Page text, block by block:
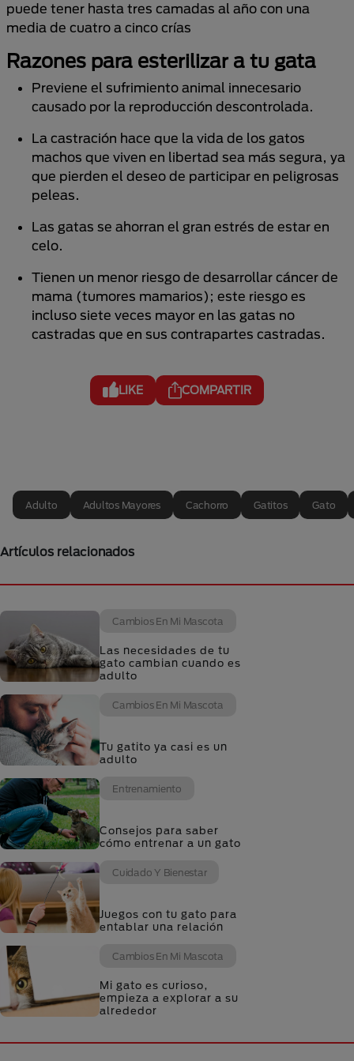
puede tener hasta tres camadas al año con una
media de cuatro a cinco crías
Razones para esterilizar a tu gata
Previene el sufrimiento animal innecesario
causado por la reproducción descontrolada.
La castración hace que la vida de los gatos
machos que viven en libertad sea más segura, ya
que pierden el deseo de participar en peligrosas
peleas.
Las gatas se ahorran el gran estrés de estar en
celo.
Tienen un menor riesgo de desarrollar cáncer de
mama (tumores mamarios); este riesgo es
incluso siete veces mayor en las gatas no
castradas que en sus contrapartes castradas.
LIKE COMPARTIR
Adulto Adultos Mayores Cachorro Gatitos Gato
Artículos relacionados
Cambios En Mi Mascota
Las necesidades de tu
gato cambian cuando es
adulto
Cambios En Mi Mascota
Tu gatito ya casi es un
adulto
Entrenamiento
Consejos para saber
cómo entrenar a un gato
Cuidado Y Bienestar
Juegos con tu gato para
entablar una relación
Cambios En Mi Mascota
Mi gato es curioso,
empieza a explorar a su
alrededor